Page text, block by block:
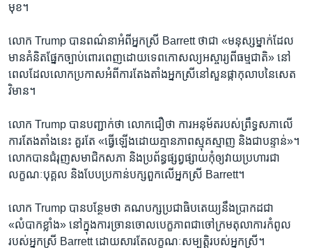
មុខ។
លោក Trump បាន​ពណ៌នា​អំពី​អ្នកស្រី Barrett ថា​ជា «មនុស្ស​ម្នាក់​ដែល​
មាន​គំនិត​ផ្នែក​ច្បាប់​ពោរពេញ​ដោយ​ទេពកោសល្យ​អស្ចារ្យ​ពី​ធម្មជាតិ» នៅ​
ពេល​ដែល​លោក​ប្រកាស​អំពី​ការ​តែងតាំង​អ្នកស្រី​នៅ​សួន​ផ្កា​កុលាប​នៃ​សេត
វិមាន។
លោក Trump បាន​បញ្ជាក់​ថា លោក​ជឿ​ថា ការ​អនុម័ត​របស់​ព្រឹទ្ធសភា​លើ​
ការ​តែងតាំង​នេះ គួរតែ «ធ្វើ​ឡើង​ដោយ​គ្មាន​ភាព​ស្មុគស្មាញ និង​ជា​បន្ទាន់»។
លោក​បាន​ជំរុញ​សមាជិក​សភា និង​ប្រព័ន្ធ​ផ្សព្វផ្សាយ​កុំ​ឲ្យ​វាយ​ប្រហារ​ជា​
លក្ខណៈ​បុគ្គល និង​បែប​ប្រកាន់​បក្ស​ពួក​លើ​អ្នកស្រី Barrett។
លោក Trump បាន​បន្ថែម​ថា គណបក្ស​ប្រជាធិបតេយ្យ​នឹង​ប្រាកដ​ជា
«លំបាក​ខ្លាំង» នៅ​ក្នុង​ការ​ច្រានចោល​បេក្ខភាព​ជា​ចៅក្រម​តុលាការ​កំពូល​
របស់​អ្នកស្រី Barrett ដោយសារតែ​លក្ខណៈ​សម្បត្តិ​របស់​អ្នកស្រី។